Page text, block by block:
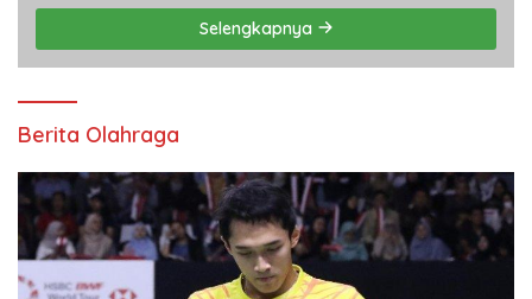
Selengkapnya
Berita Olahraga